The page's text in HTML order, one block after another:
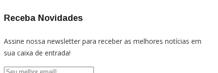
Receba Novidades
Assine nossa newsletter para receber as melhores notícias em
sua caixa de entrada!